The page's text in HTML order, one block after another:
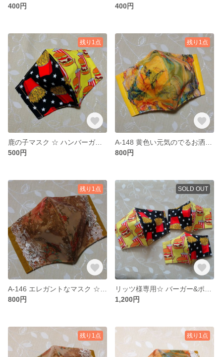
400円
400円
残り1点
鹿の子マスク ☆ ハンバーガー & ポテト☆ 10
500円
残り1点
800円
残り1点
800円
SOLD OUT
1,200円
残り1点 残り1点